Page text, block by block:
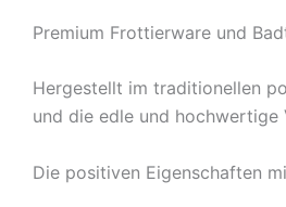
Premium Frottierware und
Hergestellt im traditionellen
und die edle und hochwertige
Die positiven Eigenschaften